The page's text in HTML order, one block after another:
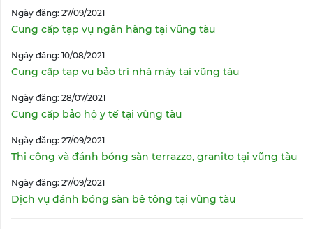
Ngày đăng: 27/09/2021
Cung cấp tạp vụ ngân hàng tại vũng tàu
Ngày đăng: 10/08/2021
Cung cấp tạp vụ bảo trì nhà máy tại vũng tàu
Ngày đăng: 28/07/2021
Cung cấp bảo hộ y tế tại vũng tàu
Ngày đăng: 27/09/2021
Thi công và đánh bóng sàn terrazzo, granito tại vũng tàu
Ngày đăng: 27/09/2021
Dịch vụ đánh bóng sàn bê tông tại vũng tàu